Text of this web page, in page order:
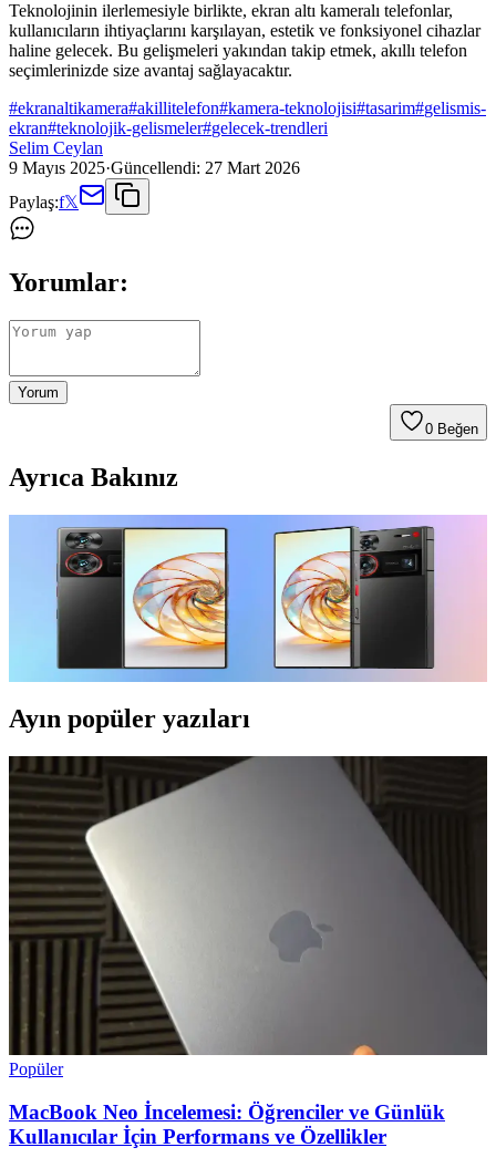
Teknolojinin ilerlemesiyle birlikte, ekran altı kameralı telefonlar,
kullanıcıların ihtiyaçlarını karşılayan, estetik ve fonksiyonel cihazlar
haline gelecek. Bu gelişmeleri yakından takip etmek, akıllı telefon
seçimlerinizde size avantaj sağlayacaktır.
#ekranaltikamera#akillitelefon#kamera-teknolojisi#tasarim#gelismis-
ekran#teknolojik-gelismeler#gelecek-trendleri
Selim Ceylan
9 Mayıs 2025·Güncellendi: 27 Mart 2026
Paylaş:f𝕏
Yorumlar:
Yorum
0 Beğen
Ayrıca Bakınız
Ekran Altı Kameralı Telefonlar: Geleceğin Akıllı
Telefon Tasarımında Yenilikler ve Gelişmeler
Ekran altı kameralar, çentiksiz ve bütünsel ekranlar sağlayarak
telefon tasarımını yeniden şekillendiriyor. Bu teknolojinin gelişimi
ve gelecekteki potansiyeli üzerine detaylar içerir.
Ayın popüler yazıları
Popüler
MacBook Neo İncelemesi: Öğrenciler ve Günlük
Kullanıcılar İçin Performans ve Özellikler